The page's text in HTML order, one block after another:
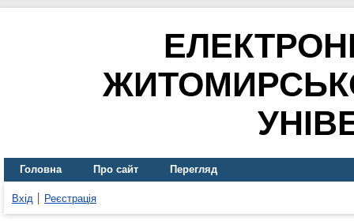
Головна Про сайт Перегляд
Вхід Реєстрація